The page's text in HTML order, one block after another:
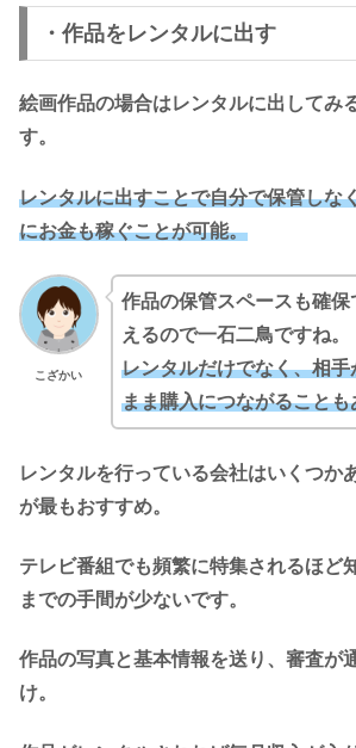
・作品をレンタルに出す
絵画作品の場合はレンタルに出してみ
す。
レンタルに出すことで自分で保管しな
にお金も稼ぐことが可能。
こざかい
作品の保管スペースも確保
えるので一石二鳥ですね。
レンタルだけでなく、相
まま購入につながることも
レンタルを行っている会社はいくつか
が最もおすすめ。
テレビ番組でも頻繁に特集されるほど
までの手間が少ないです。
作品の写真と基本情報を送り、審査が
け。